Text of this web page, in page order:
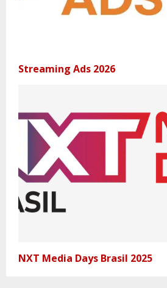
Streaming Ads 2026
NXT Media Days Brasil 2025